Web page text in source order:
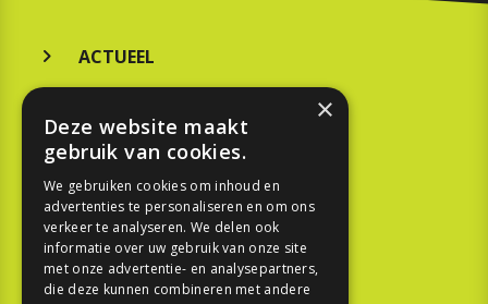
ACTUEEL
KOOPGIDS
TESTEN
SPORT
REPORTAGE
×
Deze website maakt
gebruik van cookies.
We gebruiken cookies om inhoud en
advertenties te personaliseren en om ons
verkeer te analyseren. We delen ook
informatie over uw gebruik van onze site
met onze advertentie- en analysepartners,
die deze kunnen combineren met andere